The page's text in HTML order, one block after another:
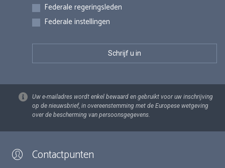
Federale regeringsleden
Federale instellingen
Uw e-mailadres wordt enkel bewaard en gebruikt voor uw inschrijving
op de nieuwsbrief, in overeenstemming met de Europese wetgeving
over de bescherming van persoonsgegevens.
Contactpunten